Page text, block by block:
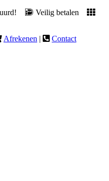
Veilig betalen
Afrekenen | Contact